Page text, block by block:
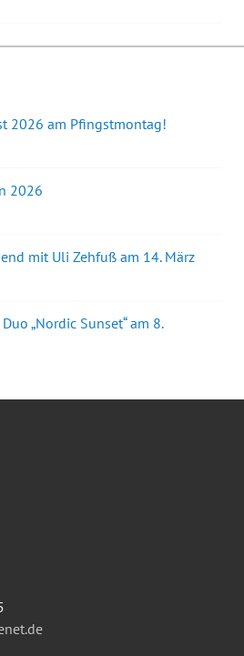
2026 am Pfingstmontag!
2026
mit Uli Zehfuß am 14. März
„Nordic Sunset“ am 8.